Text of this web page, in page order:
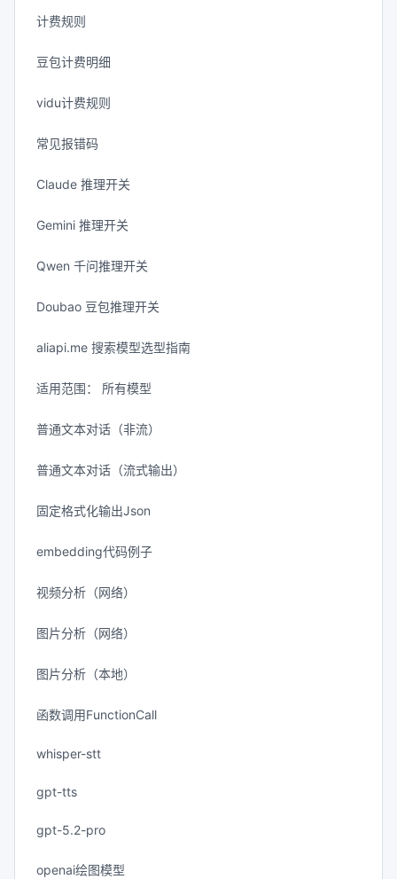
计费规则
豆包计费明细
vidu计费规则
常见报错码
Claude 推理开关
Gemini 推理开关
Qwen 千问推理开关
Doubao 豆包推理开关
aliapi.me 搜索模型选型指南
适用范围： 所有模型
普通文本对话（非流）
普通文本对话（流式输出）
固定格式化输出Json
embedding代码例子
视频分析（网络）
图片分析（网络）
图片分析（本地）
函数调用FunctionCall
whisper-stt
gpt-tts
gpt-5.2-pro
openai绘图模型